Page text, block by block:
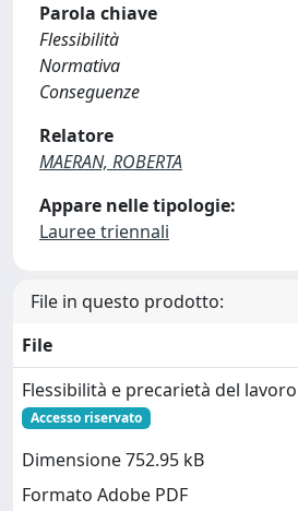
Parola chiave
Flessibilità
Normativa
Conseguenze
Relatore
MAERAN, ROBERTA
Appare nelle tipologie:
Lauree triennali
File in questo prodotto:
File
Flessibilità e precarietà del
Accesso riservato
Dimensione 752.95 kB
Formato Adobe PDF